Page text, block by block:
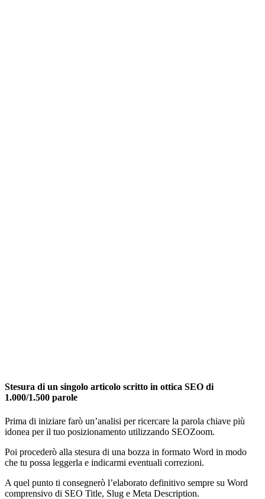
Stesura di un singolo articolo scritto in ottica SEO di
1.000/1.500 parole
Prima di iniziare farò un’analisi per ricercare la parola chiave più
idonea per il tuo posizionamento utilizzando SEOZoom.
Poi procederò alla stesura di una bozza in formato Word in modo
che tu possa leggerla e indicarmi eventuali correzioni.
A quel punto ti consegnerò l’elaborato definitivo sempre su Word
comprensivo di SEO Title, Slug e Meta Description.